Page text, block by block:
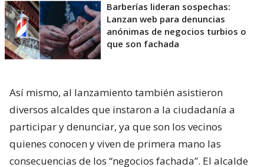
Barberías lideran sospechas:
Lanzan web para denuncias
anónimas de negocios turbios o
que son fachada
Así mismo, al lanzamiento también asistieron
diversos alcaldes que instaron a la ciudadanía a
participar y denunciar, ya que son los vecinos
quienes conocen y viven de primera mano las
consecuencias de los “negocios fachada”. El alcalde